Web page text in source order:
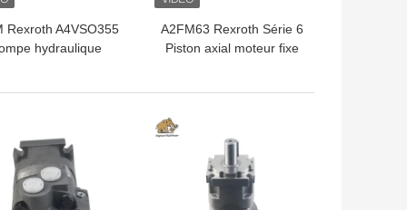
Rexroth A4VSO355
hydraulique
A2FM63 Rexroth Série 6
Piston axial moteur fixe
PRIX MEILLEUR PRIX